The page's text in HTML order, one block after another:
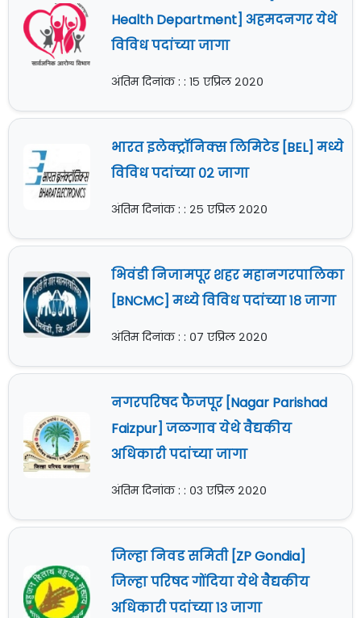
Health Department] अहमदनगर येथे
विविध पदांच्या जागा
अंतिम दिनांक : : १५ एप्रिल २०२०
भारत इलेक्ट्रॉनिक्स लिमिटेड [BEL] मध्ये
विविध पदांच्या ०२ जागा
अंतिम दिनांक : : २५ एप्रिल २०२०
भिवंडी निजामपूर शहर महानगरपालिका
[BNCMC] मध्ये विविध पदांच्या १८ जागा
अंतिम दिनांक : : ०७ एप्रिल २०२०
नगरपरिषद फैजपूर [Nagar Parishad
Faizpur] जळगाव येथे वैद्यकीय
अधिकारी पदांच्या जागा
अंतिम दिनांक : : ०३ एप्रिल २०२०
जिल्हा निवड समिती [ZP Gondia]
जिल्हा परिषद गोंदिया येथे वैद्यकीय
अधिकारी पदांच्या १३ जागा